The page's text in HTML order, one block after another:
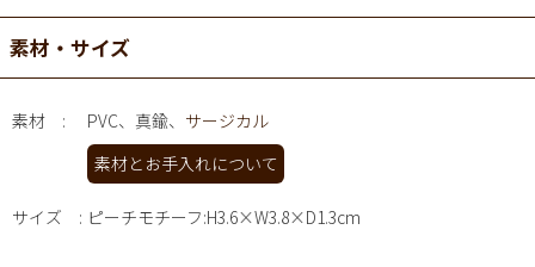
素材・サイズ
素材 PVC、真鍮、 サージカル
素材とお手入れについて
サイズ ピーチモチーフ:H3.6×W3.8×D1.3cm